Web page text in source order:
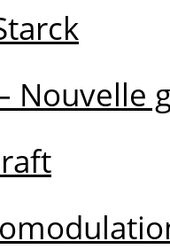
– Nouvelle